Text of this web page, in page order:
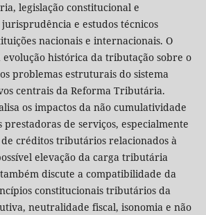
legislação constitucional e
e estudos técnicos
nacionais e internacionais. O
histórica da tributação sobre o
problemas estruturais do sistema
centrais da Reforma Tributária.
os impactos da não cumulatividade
prestadoras de serviços, especialmente
créditos tributários relacionados à
elevação da carga tributária
discute a compatibilidade da
constitucionais tributários da
neutralidade fiscal, isonomia e não